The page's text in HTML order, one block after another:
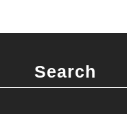
Search